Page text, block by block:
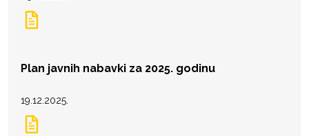
Plan javnih nabavki za 2025. godinu
19.12.2025.